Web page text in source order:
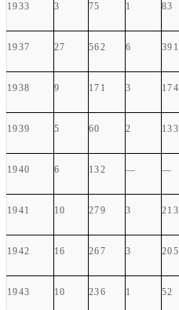
1933 3 75 1 83
1937 27 562 6 391
1938 9 171 3 174
1939 5 60 2 133
1940 6 132 — —
1941 10 279 3 213
1942 16 267 3 205
1943 10 236 1 52